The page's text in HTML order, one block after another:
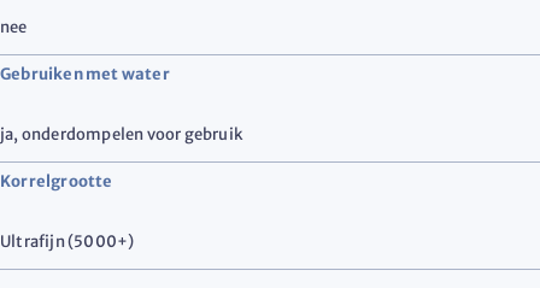
nee
Gebruiken met water
ja, onderdompelen voor gebruik
Korrelgrootte
Ultrafijn (5000+)